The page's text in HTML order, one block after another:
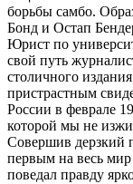
борьбы самбо.
Бонд и Остап
​Юрист по
свой путь
столичного
пристрастным
России в феврале
которой мы не
​Совершив дерзкий
первым на весь
поведал правду